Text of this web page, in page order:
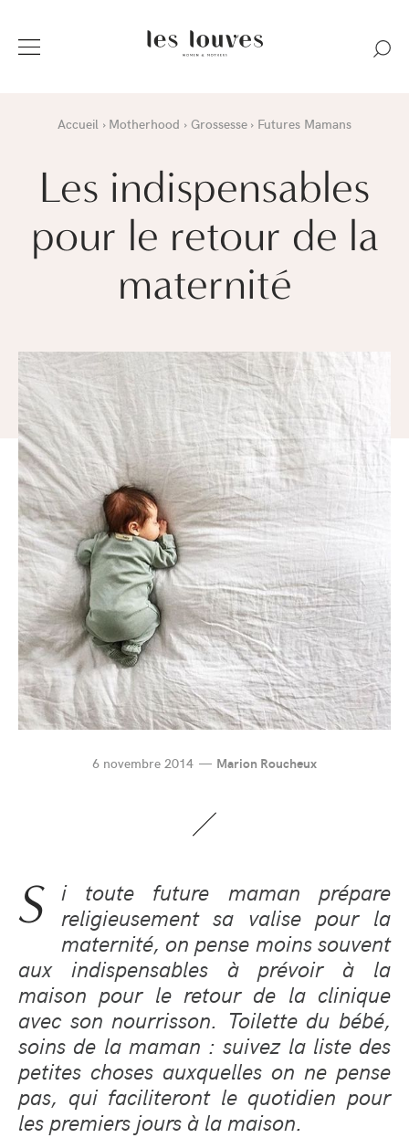
Accueil Motherhood Grossesse Futures Mamans
Les indispensables
pour le retour de la
maternité
6 novembre 2014 Marion Roucheux
S i toute future maman prépare
religieusement sa valise pour la
maternité, on pense moins souvent
aux indispensables à prévoir à la
maison pour le retour de la clinique
avec son nourrisson. Toilette du bébé,
soins de la maman : suivez la liste des
petites choses auxquelles on ne pense
pas, qui faciliteront le quotidien pour
les premiers jours à la maison.